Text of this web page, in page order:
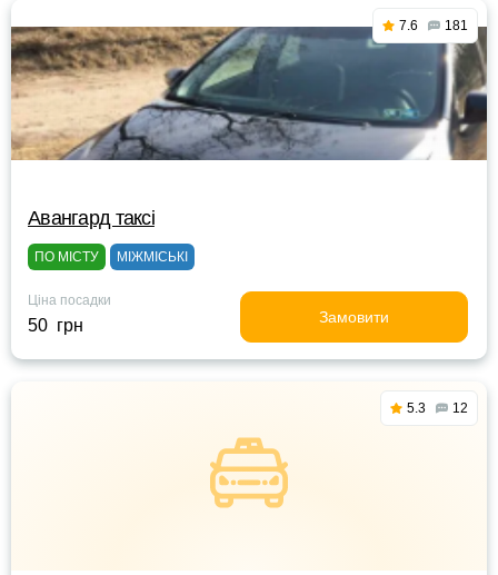
7.6 181
Авангард таксі
ПО МІСТУ МІЖМІСЬКІ
Ціна посадки
50 грн Замовити
5.3 12